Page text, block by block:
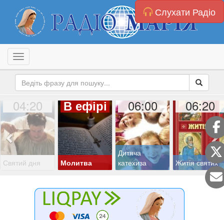
Слухати Радіо
Toggle navigation
04:20
Святий дня
В ефірі
Молитва
06:00
Дитяча
катехиза
06:20
Житія святих